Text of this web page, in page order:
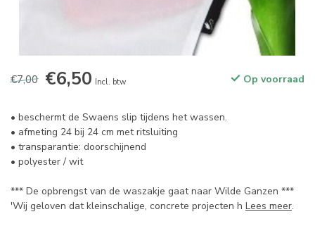
€7,00 €6,50 Incl. btw Op voorraad
• beschermt de Swaens slip tijdens het wassen.
• afmeting 24 bij 24 cm met ritsluiting
• transparantie: doorschijnend
• polyester / wit
*** De opbrengst van de waszakje gaat naar Wilde Ganzen ***
'Wij geloven dat kleinschalige, concrete projecten h Lees meer.